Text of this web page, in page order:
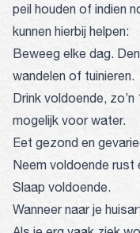
peil houden of indien
kunnen hierbij helpen:
Beweeg elke dag.
wandelen of tuinieren.
Drink voldoende,
mogelijk voor water.
Eet gezond en
Neem voldoende rust
Slaap voldoende.
Wanneer naar je